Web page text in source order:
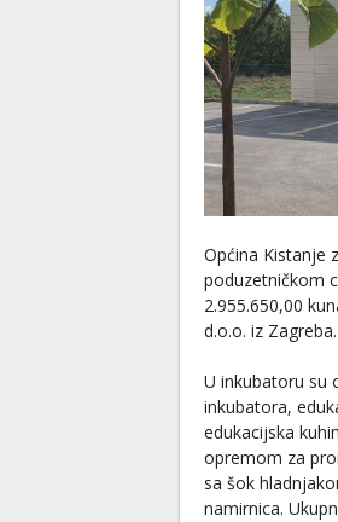
Općina Kistanje
poduzetničkom
2.955.650,00
d.o.o. iz Zagreba.
U inkubatoru su
inkubatora,
edukacijska
opremom za
sa šok
namirnica.